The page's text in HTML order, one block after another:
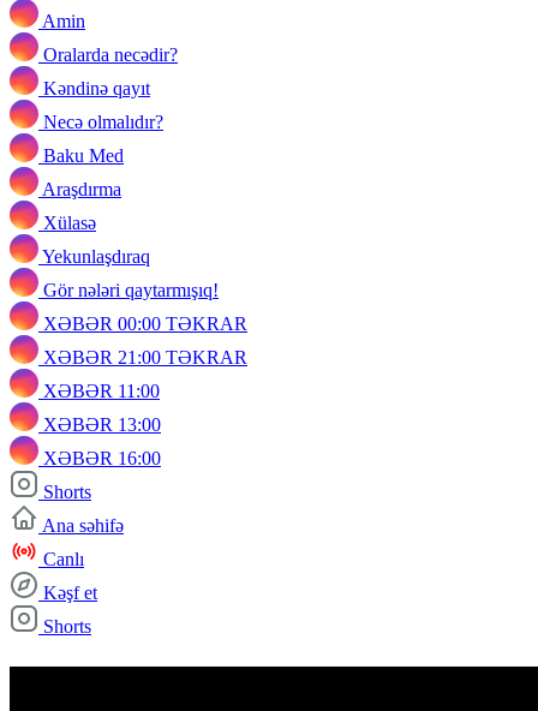
Amin
Oralarda necədir?
Kəndinə qayıt
Necə olmalıdır?
Baku Med
Araşdırma
Xülasə
Yekunlaşdıraq
Gör nələri qaytarmışıq!
XƏBƏR 00:00 TƏKRAR
XƏBƏR 21:00 TƏKRAR
XƏBƏR 11:00
XƏBƏR 13:00
XƏBƏR 16:00
Shorts
Ana səhifə
Canlı
Kəşf et
Shorts